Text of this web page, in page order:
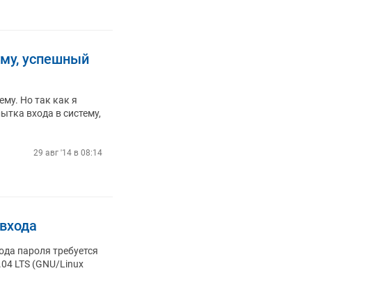
успешный
Но так как я
входа в систему,
29 авг '14 в 08:14
пароля требуется
LTS (GNU/Linux